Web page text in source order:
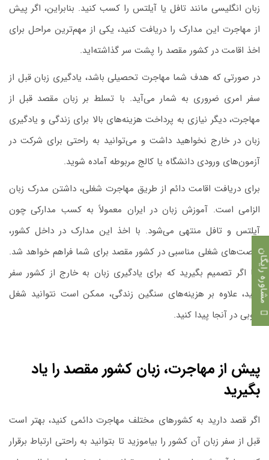
زبان انگلیسی مانند تافل یا آیلتس را کسب کنید. بنابراین، اگر پیش
از مهاجرت این مدارک را دریافت کنید، یکی از مهم‌ترین مراحل برای
اخذ اقامت در کشور مقصد را پشت سر گذاشته‌اید.
در صورتی که هدف شما مهاجرت تحصیلی باشد، یادگیری زبان قبل از
سفر امری ضروری به شمار می‌آید. با تسلط بر زبان مقصد قبل از
مهاجرت، دیگر نیازی به پرداخت هزینه‌های بالا برای زندگی و یادگیری
زبان در خارج نخواهید داشت و می‌توانید به راحتی برای شرکت در
آزمون‌های ورودی دانشگاه یا کالج مربوطه آماده شوید.
برای دریافت اقامت دائم از طریق مهاجرت شغلی، داشتن مدرک زبان
الزامی است. آموزش زبان در ایران معمولاً به کسب مدارکی چون
آیلتس و تافل منتهی می‌شود. با اخذ این مدارک در داخل کشور،
فرصت‌های شغلی مناسبی در کشور مقصد برای شما فراهم خواهد شد.
اما اگر تصمیم بگیرید که برای یادگیری زبان به خارج از کشور سفر
کنید، علاوه بر هزینه‌های سنگین زندگی، ممکن است نتوانید شغل
خوبی در آنجا پیدا کنید.
پیش از مهاجرت، زبان کشور مقصد را یاد
بگیرید
اگر قصد دارید به کشورهای مختلف مهاجرت دائمی کنید، بهتر است
قبل از سفر زبان آن کشور را بیاموزید تا بتوانید به راحتی ارتباط برقرار